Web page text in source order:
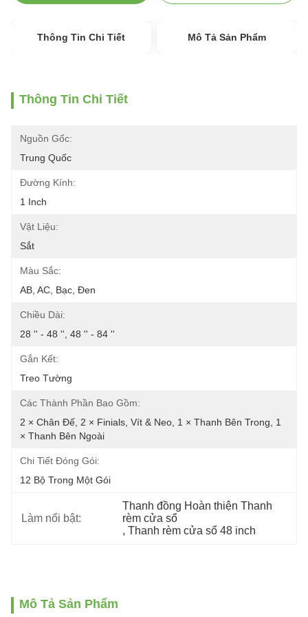
Thông Tin Chi Tiết Mô Tả Sản Phẩm
Thông Tin Chi Tiết
Nguồn Gốc:
Trung Quốc
Đường Kính:
1 Inch
Vật Liệu:
Sắt
Màu Sắc:
AB, AC, Bạc, Đen
Chiều Dài:
28 '' - 48 '', 48 '' - 84 ''
Gắn Kết:
Treo Tường
Các Thành Phần Bao Gồm:
2 × Chân Đế, 2 × Finials, Vít & Neo, 1 × Thanh Bên Trong, 1
× Thanh Bên Ngoài
Chi Tiết Đóng Gói:
12 Bộ Trong Một Gói
Làm nổi bật:
Thanh đồng Hoàn thiện Thanh
rèm cửa sổ
, Thanh rèm cửa sổ 48 inch
Mô Tả Sản Phẩm